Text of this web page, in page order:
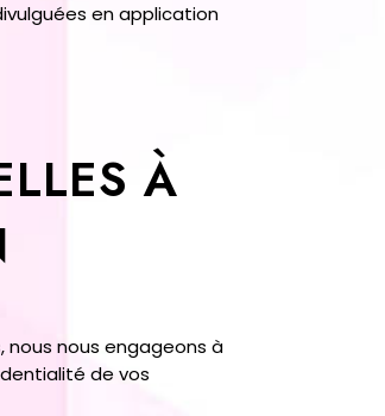
en application
À
nous nous engageons à
de vos